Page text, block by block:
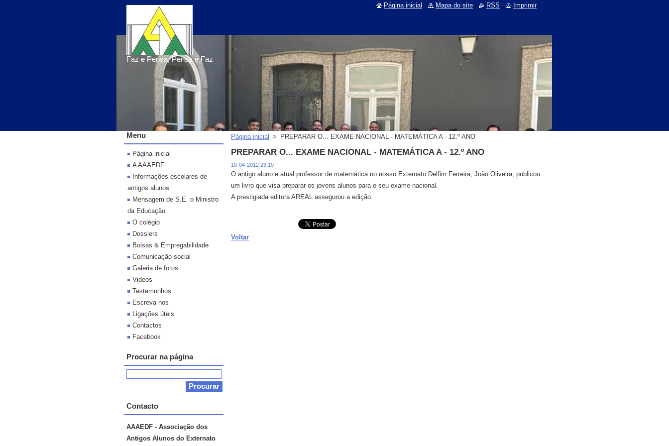
Faz e Pensa, Pensa e Faz
Página inicial > PREPARAR O... EXAME NACIONAL - MATEMÁTICA A - 12.º ANO
PREPARAR O... EXAME NACIONAL - MATEMÁTICA A - 12.º ANO
10-04-2012 23:19
O antigo aluno e atual professor de matemática no nosso Externato Delfim Ferreira, João Oliveira, publicou
um livro que visa preparar os jovens alunos para o seu exame nacional.
A prestigiada editora AREAL assegurou a edição.
Voltar
Menu
Página inicial
A AAAEDF
Informações escolares de
antigos alunos
Mensagem de S.E. o Ministro
da Educação
O colégio
Dossiers
Bolsas & Empregabilidade
Comunicação social
Galeria de fotos
Videos
Testemunhos
Escreva-nos
Ligações úteis
Contactos
Facebook
Procurar na página
Contacto
AAAEDF - Associação dos
Antigos Alunos do Externato
Página inicial Mapa do site RSS Imprimir